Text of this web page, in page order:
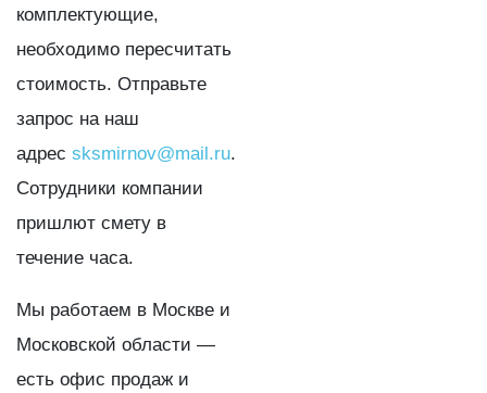
комплектующие,
необходимо пересчитать
стоимость. Отправьте
запрос на наш
адрес sksmirnov@mail.ru.
Сотрудники компании
пришлют смету в
течение часа.
Мы работаем в Москве и
Московской области —
есть офис продаж и